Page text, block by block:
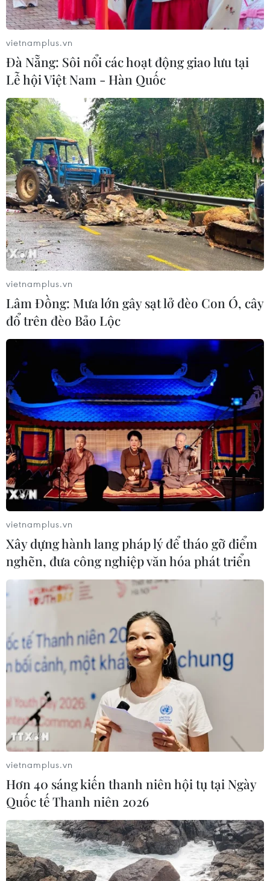
phục hồi sau đại dịch COVID-19
17/03/2021 10:20
Theo phóng viên TTXVN tại Đông Nam Á, ngày 17/3, tại
thủ đô Manila của Philippines đã diễn ra hội nghị trực
tuyến với chủ đề “Đổi mới thông qua hợp tác: Lập kế
hoạch cho sự phục hồi sau dịch COVID-19”
Những điều các nước Đông Nam Á hy vọng
trong năm 2022
17/01/2022 10:37
Theo tờ “Liên hợp buổi sáng” nhấn mạnh người dân hy
vọng sớm thoát khỏi tình hình dịch COVID-19, hy vọng
kinh tế chuyển biến tích cực, hy vọng đoàn tụ với gia
đình.
vietnamplus.vn
Đà Nẵng: Sôi nổi các hoạt động giao lưu tại
Lễ hội Việt Nam - Hàn Quốc
vietnamplus.vn
Lâm Đồng: Mưa lớn gây sạt lở đèo Con Ó, cây
đổ trên đèo Bảo Lộc
vietnamplus.vn
Xây dựng hành lang pháp lý để tháo gỡ điểm
nghẽn, đưa công nghiệp văn hóa phát triển
vietnamplus.vn
Hơn 40 sáng kiến thanh niên hội tụ tại Ngày
Quốc tế Thanh niên 2026